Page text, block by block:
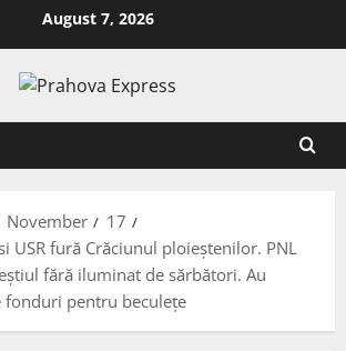
August 7, 2026
November
17
USR fură Crăciunul ploieștenilor. PNL
fără iluminat de sărbători. Au
fonduri pentru beculețe